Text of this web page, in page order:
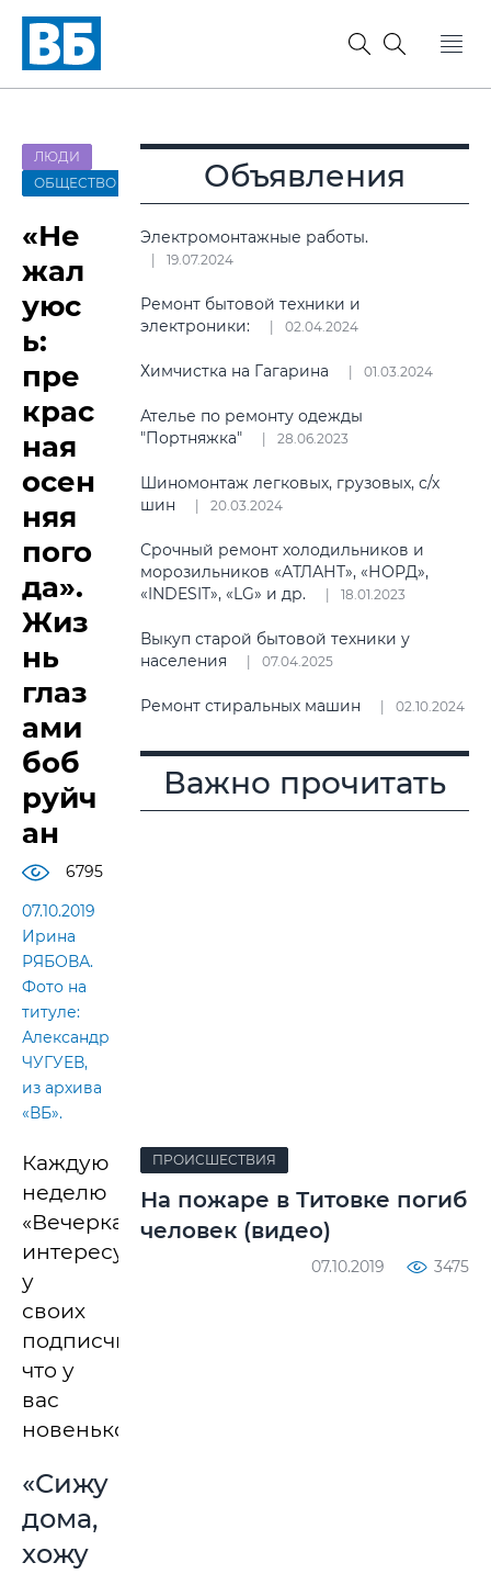
ЛЮДИ
ОБЩЕСТВО
«Не
жал
уюс
ь:
пре
крас
ная
осен
няя
пого
да».
Жиз
нь
глаз
ами
боб
руйч
ан
6795
07.10.2019
Ирина
РЯБОВА.
Фото на
титуле:
Александр
ЧУГУЕВ,
из архива
«ВБ».
Каждую
неделю
«Вечерка»
интересуется
у
своих
подписчиков:
что у
вас
новенького?
«Сижу
дома,
хожу
Объявления
Электромонтажные работы.
19.07.2024
Ремонт бытовой техники и
электроники:
02.04.2024
Химчистка на Гагарина 01.03.2024
Ателье по ремонту одежды
"Портняжка"
28.06.2023
Шиномонтаж легковых, грузовых, с/х
шин
20.03.2024
Срочный ремонт холодильников и
морозильников «АТЛАНТ», «НОРД»,
«INDESIT», «LG» и др.
18.01.2023
Выкуп старой бытовой техники у
населения
07.04.2025
Ремонт стиральных машин 02.10.2024
Важно прочитать
ПРОИСШЕСТВИЯ
На пожаре в Титовке погиб
человек (видео)
07.10.2019 3475